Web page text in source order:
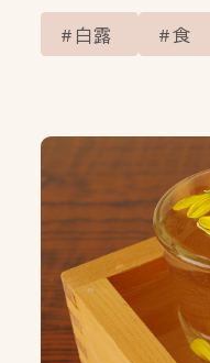
白露 食